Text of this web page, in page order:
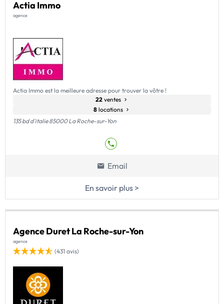
Actia Immo
agence
Actia Immo est la meilleure adresse pour trouver la vôtre !
22 ventes
8 locations
135 bd d'italie 85000 La Roche-sur-Yon
Email
En savoir plus >
Agence Duret La Roche-sur-Yon
agence
(431 avis)